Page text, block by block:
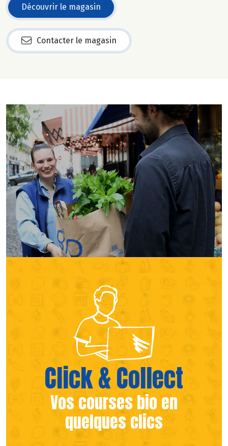
Découvrir le magasin
Contacter le magasin
Click & Collect
Vos courses bio en
quelques clics